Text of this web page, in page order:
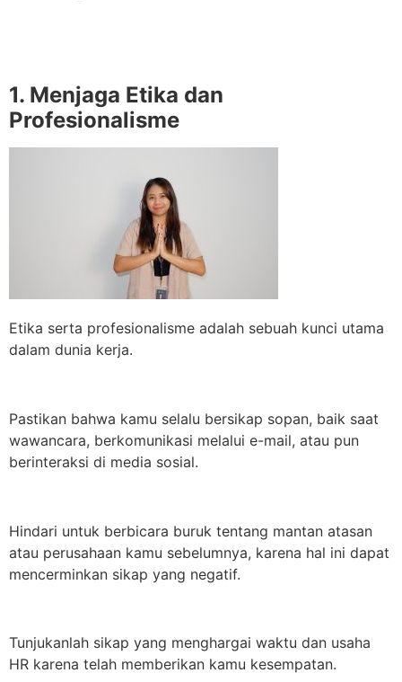
1. Menjaga Etika dan
Profesionalisme
Etika serta profesionalisme adalah sebuah kunci utama
dalam dunia kerja.
Pastikan bahwa kamu selalu bersikap sopan, baik saat
wawancara, berkomunikasi melalui e-mail, atau pun
berinteraksi di media sosial.
Hindari untuk berbicara buruk tentang mantan atasan
atau perusahaan kamu sebelumnya, karena hal ini dapat
mencerminkan sikap yang negatif.
Tunjukanlah sikap yang menghargai waktu dan usaha
HR karena telah memberikan kamu kesempatan.